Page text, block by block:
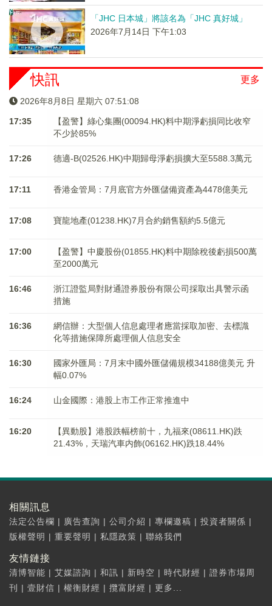
「JHC 日本城」將該名為「JHC 真好城」
2026年7月14日 下午1:03
更多
快訊
2026年8月8日 星期六 07:51:08
17:35
【盈警】綠心集團(00094.HK)料中期淨虧損同比收窄
不少於85%
17:26 德適-B(02526.HK)中期歸母淨虧損擴大至5588.3萬元
17:11 香港金管局：7月底官方外匯儲備資產為4478億美元
17:08 寶龍地產(01238.HK)7月合約銷售額約5.5億元
17:00
【盈警】中慶股份(01855.HK)料中期除稅後虧損500萬
至2000萬元
16:46
浙江證監局對財通證券股份有限公司採取出具警示函
措施
16:36
網信辦：大型個人信息處理者應當採取加密、去標識
化等措施保障所處理個人信息安全
16:30
國家外匯局：7月末中國外匯儲備規模34188億美元 升
幅0.07%
16:24 山金國際：港股上市工作正常推進中
16:20
【異動股】港股跌幅榜前十，九福來(08611.HK)跌
21.43%，天瑞汽車内飾(06162.HK)跌18.44%
相關訊息
法定公告欄 | 廣告查詢 | 公司介紹 | 專欄邀稿 | 投資者關係 |
版權聲明 | 重要聲明 | 私隱政策 | 聯絡我們
友情鏈接
清博智能 | 艾媒諮詢 | 和訊 | 新時空 | 時代財經 | 證券市場周
刊
| 壹財信 | 權衡財經 | 攬富財經 | 更多...